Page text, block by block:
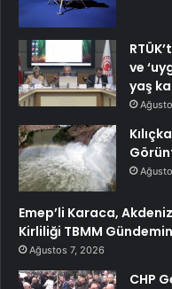
ve
yaş
Emep’li Karaca,
Kirliliği TBMM
Ağustos 7, 2026
CHP